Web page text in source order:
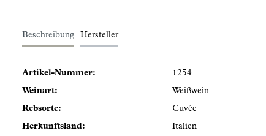
Beschreibung Hersteller
Artikel-Nummer: 1254
Weinart: Weißwein
Rebsorte: Cuvée
Herkunftsland: Italien